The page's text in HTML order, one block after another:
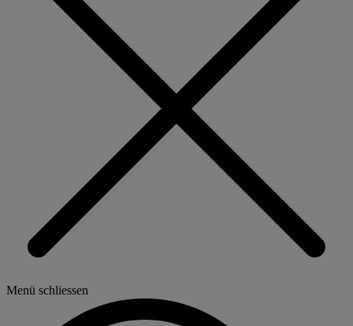
Menü schliessen